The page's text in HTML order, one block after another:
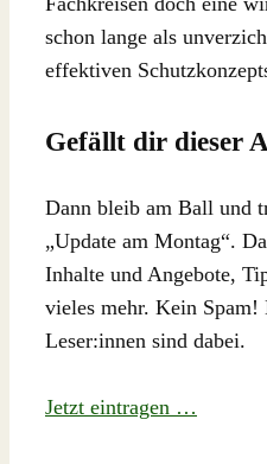
schon lange als
effektiven
Gefällt dir dieser
Dann bleib am Ball und
„Update am Montag“.
Inhalte und Angebote,
vieles mehr. Kein Spam!
Leser:innen sind dabei.
Jetzt eintragen …